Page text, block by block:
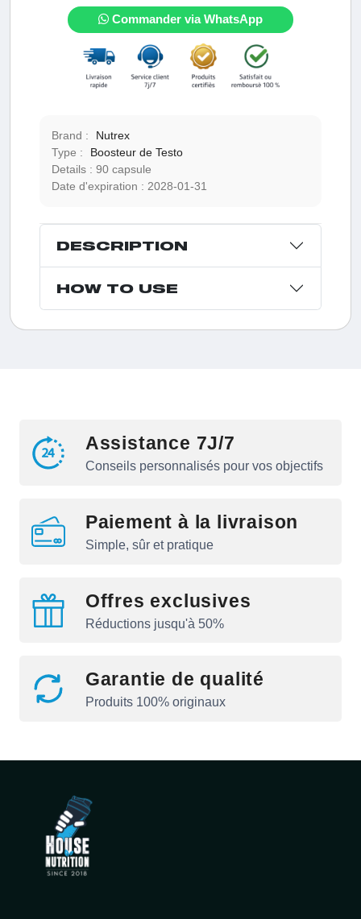
Commander via WhatsApp
Brand :
Nutrex
Type :
Boosteur de Testo
Details :
90 capsule
Date d'expiration : 2028-01-31
DESCRIPTION
HOW TO USE
Assistance 7J/7
Conseils personnalisés pour vos objectifs
Paiement à la livraison
Simple, sûr et pratique
Offres exclusives
Réductions jusqu'à 50%
Garantie de qualité
Produits 100% originaux